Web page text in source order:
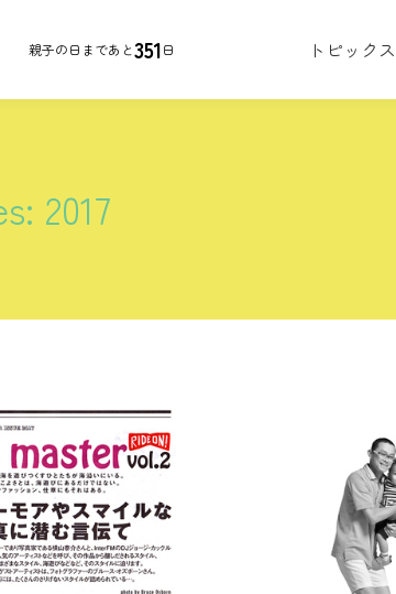
親子の日まであと351日 トピックス
2017